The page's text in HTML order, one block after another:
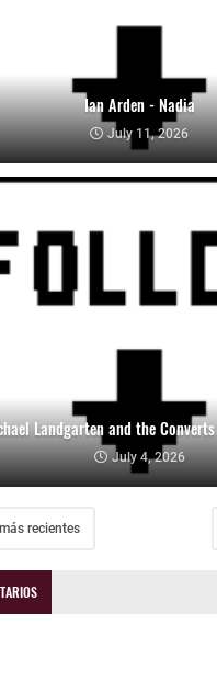
Ian Arden - Nadia
July 11, 2026
Landgarten and the
July 4, 2026
recientes